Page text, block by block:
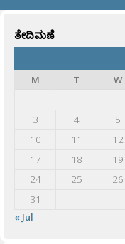
ತೇದಿಮಣೆ
M
T W
3
4 5
10
11 12
17
18 19
24
25 26
31
« Jul